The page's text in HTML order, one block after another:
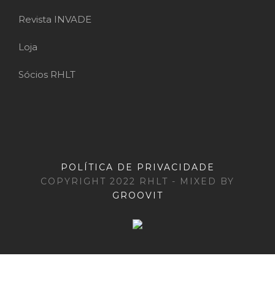
Revista INVADE
Loja
Sócios RHLT
POLÍTICA DE PRIVACIDADE
COPYRIGHT 2022 RHLT - MIXED BY
GROOVIT